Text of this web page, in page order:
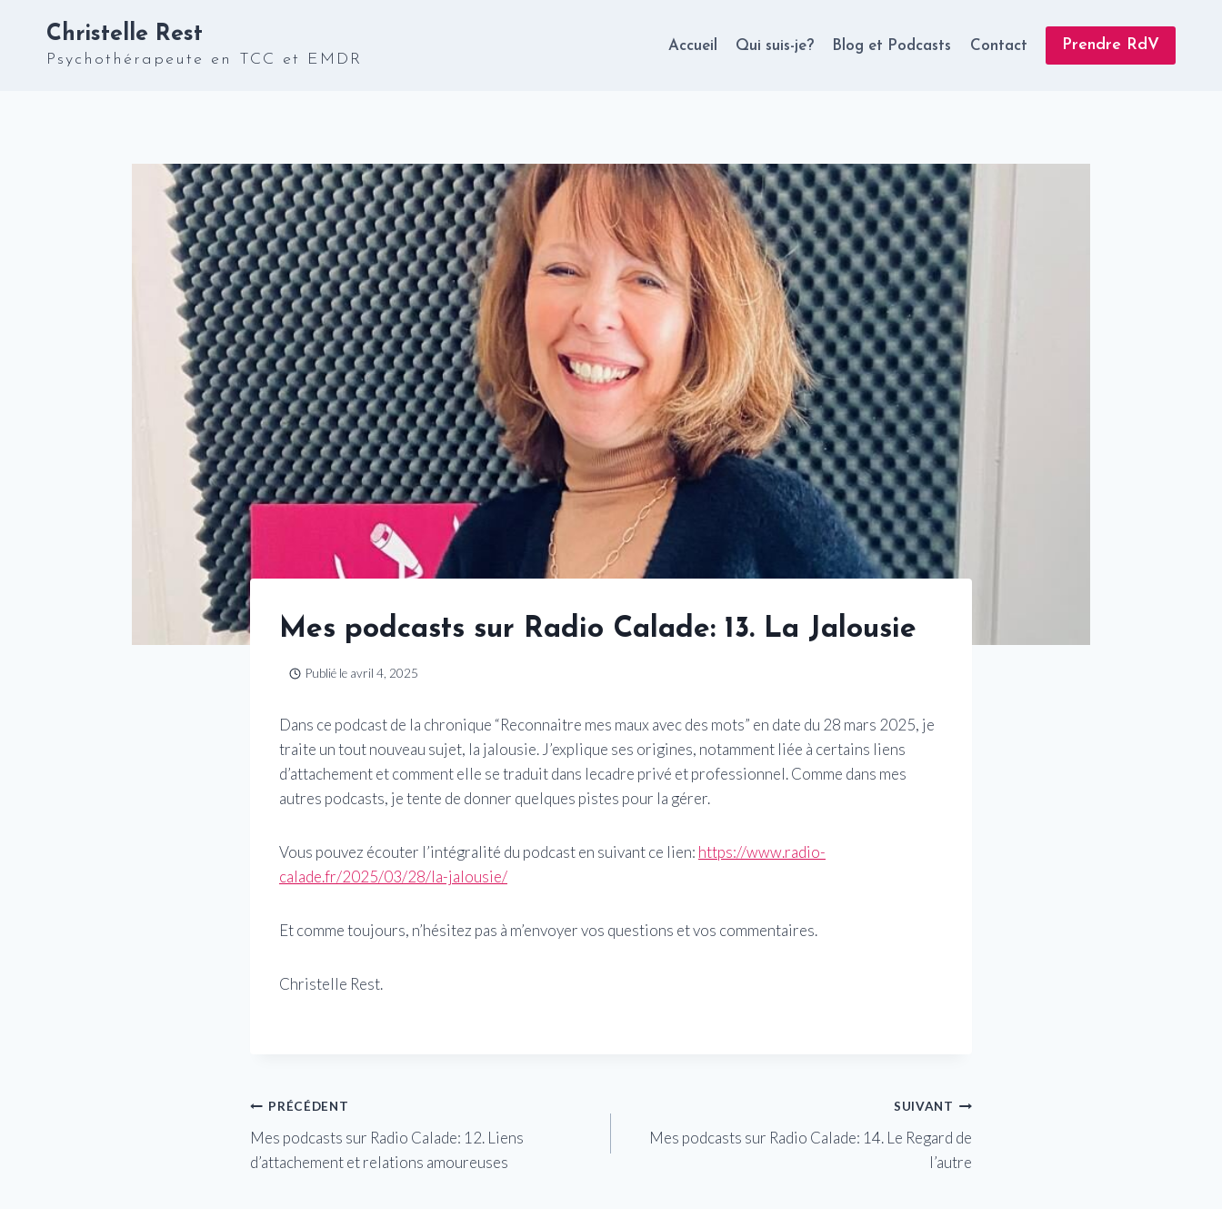
contenu
Christelle Rest
Psychothérapeute en TCC et EMDR
Accueil Qui suis-je? Blog et Podcasts Contact Prendre RdV
Mes podcasts sur Radio Calade: 13. La Jalousie
Publié le avril 4, 2025
Dans ce podcast de la chronique “Reconnaitre mes maux avec des mots” en date du 28 mars 2025, je
traite un tout nouveau sujet, la jalousie. J’explique ses origines, notamment liée à certains liens
d’attachement et comment elle se traduit dans lecadre privé et professionnel. Comme dans mes
autres podcasts, je tente de donner quelques pistes pour la gérer.
Vous pouvez écouter l’intégralité du podcast en suivant ce lien: https://www.radio-
calade.fr/2025/03/28/la-jalousie/
Et comme toujours, n’hésitez pas à m’envoyer vos questions et vos commentaires.
Christelle Rest.
Navigation
de
PRÉCÉDENT
Mes podcasts sur Radio Calade: 12. Liens
d’attachement et relations amoureuses
SUIVANT
Mes podcasts sur Radio Calade: 14. Le Regard de
l’autre